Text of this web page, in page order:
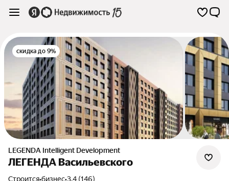
скидка до 9%
LEGENDA Intelligent Development
ЛЕГЕНДА Васильевского
Строится•бизнес•3.4 (146)